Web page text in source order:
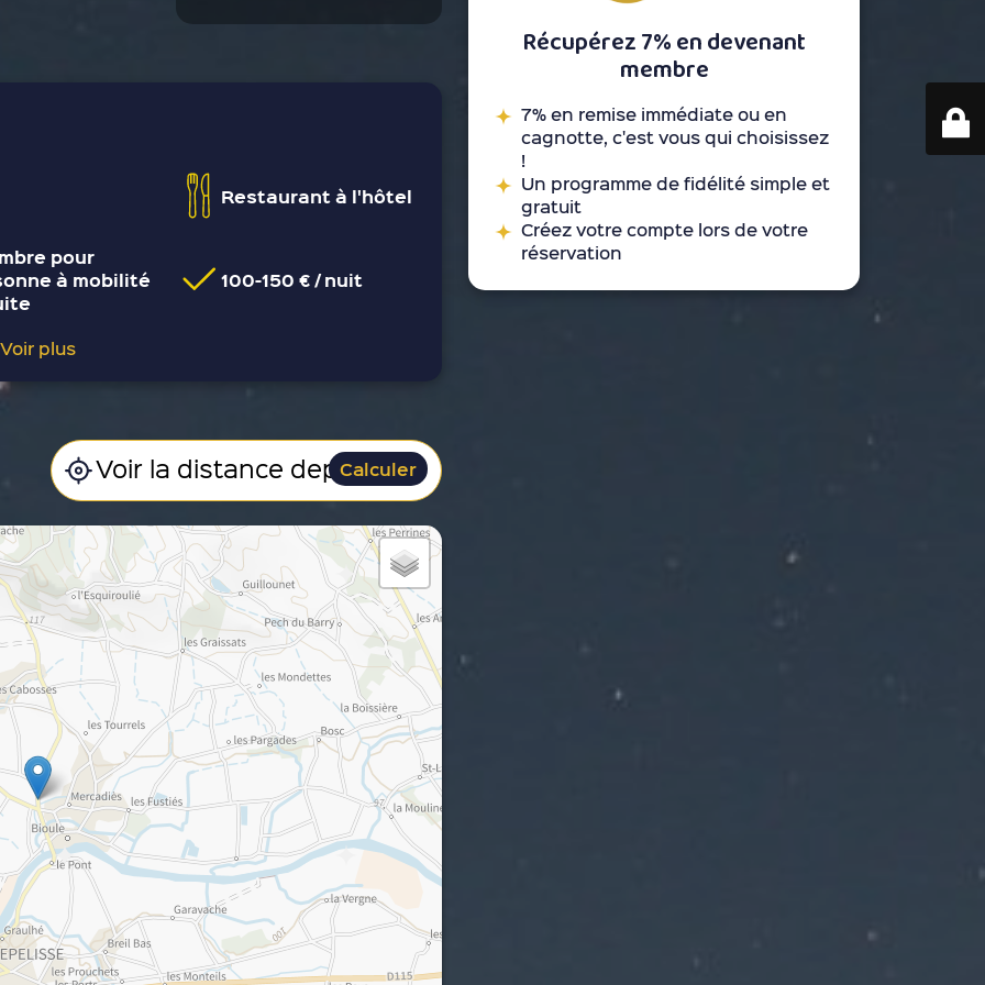
Restaurant à l'hôtel
pour
à mobilité
100-150 € / nuit
Voir plus
Calculer
Récupérez 7% en devenant
membre
7% en remise immédiate ou en
cagnotte, c'est vous qui choisissez
!
Un programme de fidélité simple et
gratuit
Créez votre compte lors de votre
réservation